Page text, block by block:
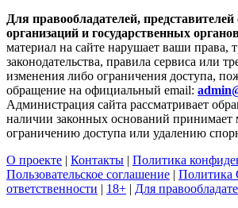
Для правообладателей, представителей
организаций и государственных
материал на сайте нарушает ваши права,
законодательства, правила сервиса или
изменения либо ограничения доступа,
обращение на официальный email:
Администрация сайта рассматривает
наличии законных оснований
ограничению доступа или удалению
О проекте | Контакты | Политика
Пользовательское соглашение | Политика
ответственности | 18+ | Для